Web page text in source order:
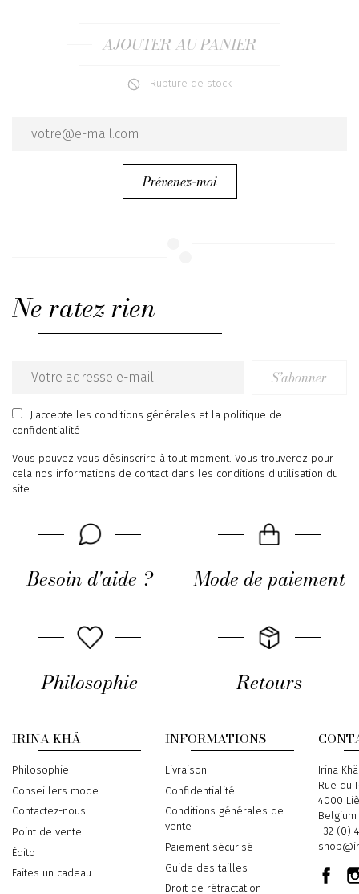
AJOUTER AU PANIER
Rupture de stock
Prévenez-moi
Ne ratez rien
Email
address
S’abonner
J'accepte les conditions générales et la politique de
confidentialité
Vous pouvez vous désinscrire à tout moment. Vous trouverez pour
cela nos informations de contact dans les conditions d'utilisation du
site.
Besoin d'aide ? Mode de paiement
Philosophie Retours
IRINA KHÄ
Philosophie
Conseillers mode
Contactez-nous
Point de vente
Édito
Faites un cadeau
INFORMATIONS
Livraison
Confidentialité
Conditions générales de
vente
Paiement sécurisé
Guide des tailles
Droit de rétractation
Address
Irina Khä
Rue du
4000
Belgium
Phone
+32 (0)
Email